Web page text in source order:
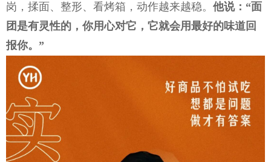
岗，揉面、整形、看烤箱，动作越来越稳。 他说：“面
团是有灵性的，你用心对它，它就会用最好的味道回
报你。”